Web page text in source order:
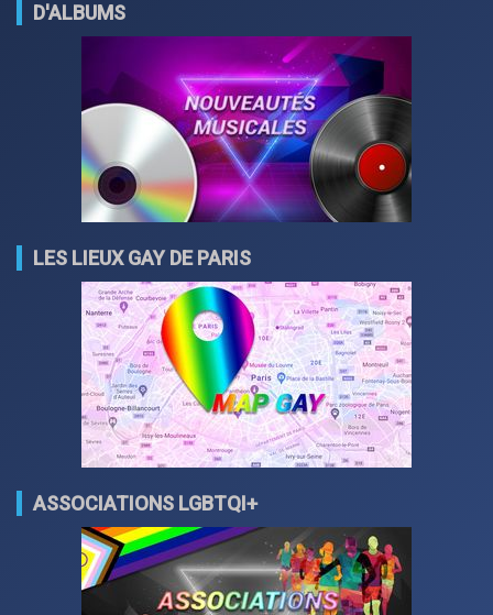
D'ALBUMS
LES LIEUX GAY DE PARIS
ASSOCIATIONS LGBTQI+